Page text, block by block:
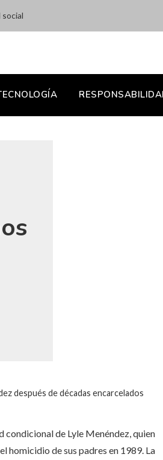
social
después de décadas encarcelados
condicional de Lyle Menéndez, quien
homicidio de sus padres en 1989. La